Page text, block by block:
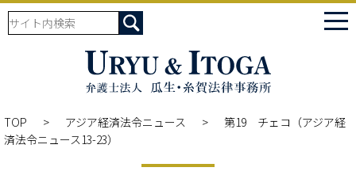
TOP アジア経済法令ニュース
第19 チェコ（アジア経
済法令ニュース13-23）